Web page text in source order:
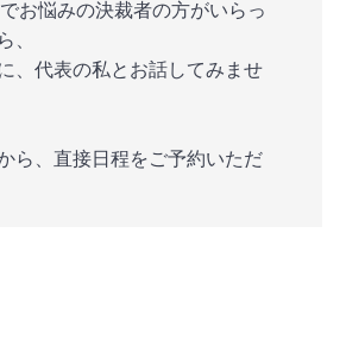
お悩みの決裁者の方がいらっ
、
、代表の私とお話してみませ
ら、直接日程をご予約いただ